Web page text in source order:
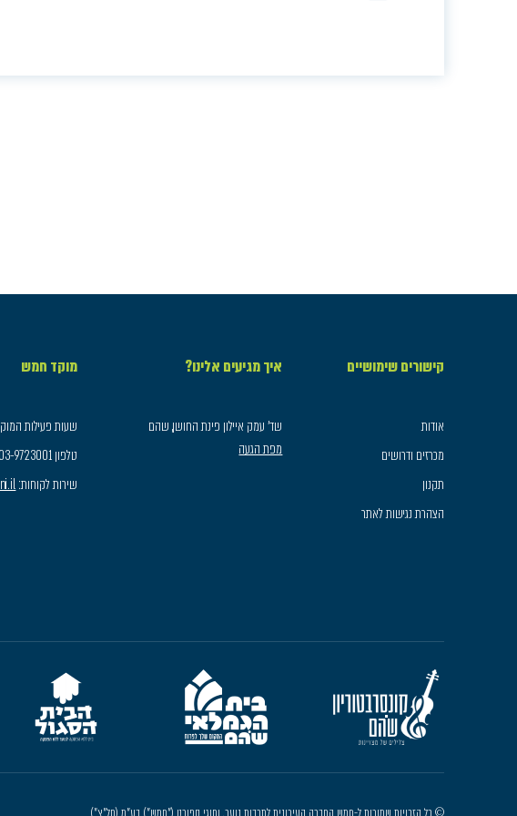
קישורים שימושיים
אודות
מכרזים ודרושים
תקנון
הצהרת נגישות לאתר
איך מגיעים אלינו?
שד׳ עמק איילון פינת החושן, שהם
מפת הגעה
מוקד חמש
שעות פעילות המוקד -
טלפון 03-9723001 שלוחה 1 או בווטסאפ 050-3709807
שירות לקוחות: